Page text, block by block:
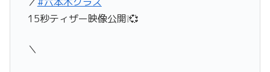
15秒ティザー映像公開❕💞
＼